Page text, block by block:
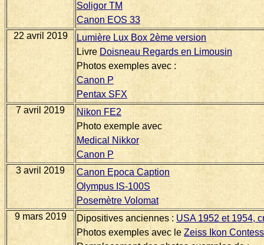
Soligor TM
Canon EOS 33
22 avril 2019
Lumière Lux Box 2ème version
Livre Doisneau Regards en Limousin
Photos exemples avec :
Canon P
Pentax SFX
7 avril 2019
Nikon FE2
Photo exemple avec
Medical Nikkor
Canon P
3 avril 2019
Canon Epoca Caption
Olympus IS-100S
Posemètre Volomat
9 mars 2019
Dipositives anciennes : USA 1952 et 1954,
Photos exemples avec le Zeiss Ikon